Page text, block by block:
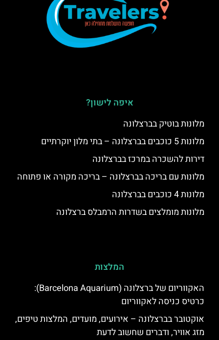
איפה לישון?
מלונות בוטיק בברצלונה
מלונות 5 כוכבים בברצלונה – בתי מלון יוקרתיים
דירות להשכרה במרכז בברצלונה
מלונות עם בריכה בברצלונה – בריכה מקורה או פתוחה
מלונות 4 כוכבים בברצלונה
מלונות מומלצים בשדרות הרמבלס ברצלונה
המלצות
האקווריום של ברצלונה (Barcelona Aquarium):
כרטיס כניסה לאקווריום
אוקטובר בברצלונה – אירועים, מועדים, המלצות טיפים,
מזג אוויר, ודברים שחשוב לדעת